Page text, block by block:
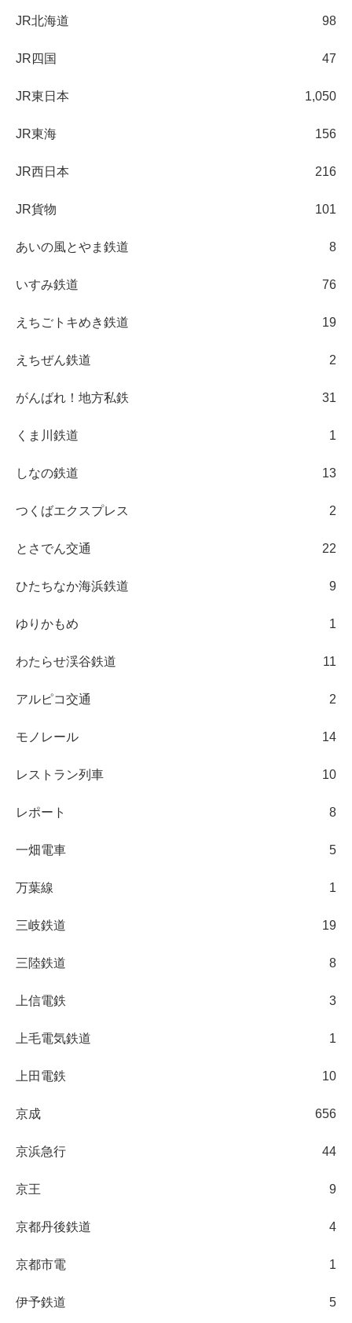
JR北海道 98
JR四国 47
JR東日本 1,050
JR東海 156
JR西日本 216
JR貨物 101
あいの風とやま鉄道 8
いすみ鉄道 76
えちごトキめき鉄道 19
えちぜん鉄道 2
がんばれ！地方私鉄 31
くま川鉄道 1
しなの鉄道 13
つくばエクスプレス 2
とさでん交通 22
ひたちなか海浜鉄道 9
ゆりかもめ 1
わたらせ渓谷鉄道 11
アルピコ交通 2
モノレール 14
レストラン列車 10
レポート 8
一畑電車 5
万葉線 1
三岐鉄道 19
三陸鉄道 8
上信電鉄 3
上毛電気鉄道 1
上田電鉄 10
京成 656
京浜急行 44
京王 9
京都丹後鉄道 4
京都市電 1
伊予鉄道 5